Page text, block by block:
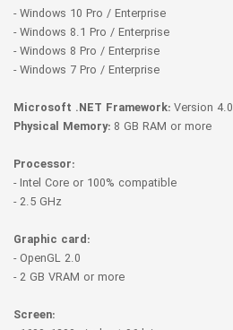
- Windows 10 Pro / Enterprise
- Windows 8.1 Pro / Enterprise
- Windows 8 Pro / Enterprise
- Windows 7 Pro / Enterprise
Microsoft .NET Framework: Version 4.0
Physical Memory: 8 GB RAM or more
Processor:
- Intel Core or 100% compatible
- 2.5 GHz
Graphic card:
- OpenGL 2.0
- 2 GB VRAM or more
Screen: